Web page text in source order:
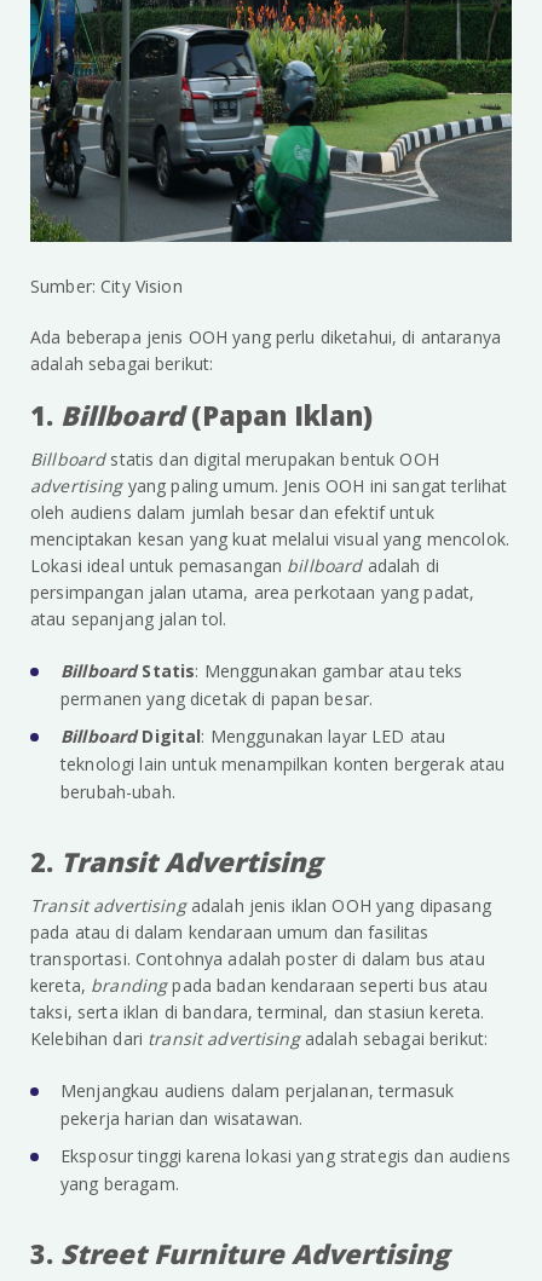
Sumber: City Vision
Ada beberapa jenis OOH yang perlu diketahui, di antaranya
adalah sebagai berikut:
1. Billboard(Papan Iklan)
Billboard statis dan digital merupakan bentuk OOH
advertising yang paling umum. Jenis OOH ini sangat terlihat
oleh audiens dalam jumlah besar dan efektif untuk
menciptakan kesan yang kuat melalui visual yang mencolok.
Lokasi ideal untuk pemasangan billboard adalah di
persimpangan jalan utama, area perkotaan yang padat,
atau sepanjang jalan tol.
BillboardStatis: Menggunakan gambar atau teks
permanen yang dicetak di papan besar.
BillboardDigital: Menggunakan layar LED atau
teknologi lain untuk menampilkan konten bergerak atau
berubah-ubah.
2. Transit Advertising
Transit advertisingadalah jenis iklan OOH yang dipasang
pada atau di dalam kendaraan umum dan fasilitas
transportasi. Contohnya adalah poster di dalam bus atau
kereta, brandingpada badan kendaraan seperti bus atau
taksi, serta iklan di bandara, terminal, dan stasiun kereta.
Kelebihan dari transit advertisingadalah sebagai berikut:
Menjangkau audiens dalam perjalanan, termasuk
pekerja harian dan wisatawan.
Eksposur tinggi karena lokasi yang strategis dan audiens
yang beragam.
3. Street Furniture Advertising